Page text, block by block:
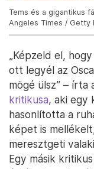
Tems és a gigantikus
Angeles Times / Getty
„Képzeld el,
ott legyél az
mögé ülsz” – írta
kritikusa, aki egy
hasonlította a
képet is
meresztgeti
Egy másik